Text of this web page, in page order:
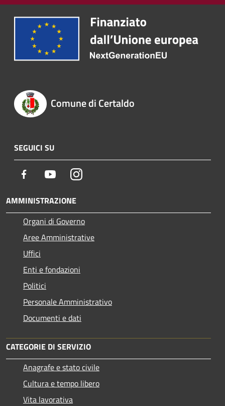
Comune di Certaldo
SEGUICI SU
Facebook YoutubeInstagram
AMMINISTRAZIONE
Organi di Governo
Aree Amministrative
Uffici
Enti e fondazioni
Politici
Personale Amministrativo
Documenti e dati
CATEGORIE DI SERVIZIO
Anagrafe e stato civile
Cultura e tempo libero
Vita lavorativa